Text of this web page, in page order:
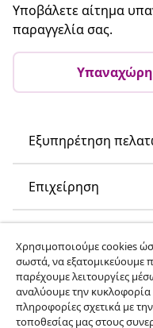
Υποβάλετε αίτημα
παραγγελία σας.
Εξυπηρέτηση
Επιχείρηση
Ανακαλύψτε
Χρησιμοποιούμε cookies
σωστά, να εξατομικεύουμε
παρέχουμε λειτουργίες
αναλύουμε την
πληροφορίες σχετικά με
τοποθεσίας μας στους